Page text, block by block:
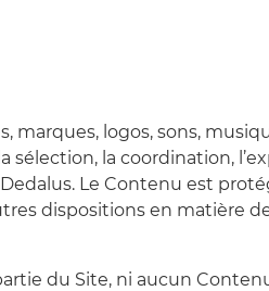
marques, logos, sons,
sélection, la coordination,
Le Contenu est
dispositions en matière
du Site, ni aucun